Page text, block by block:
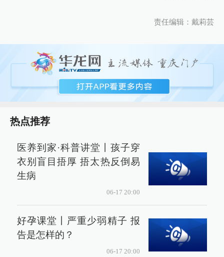
责任编辑：戴莉芸
热点推荐
医养到家·科普讲堂丨孩子穿
衣别盲目捂厚 捂太热反倒易
生病
06-17 20:00
好孕课堂丨严重少弱精子 报
告是怎样的？
06-17 20:00